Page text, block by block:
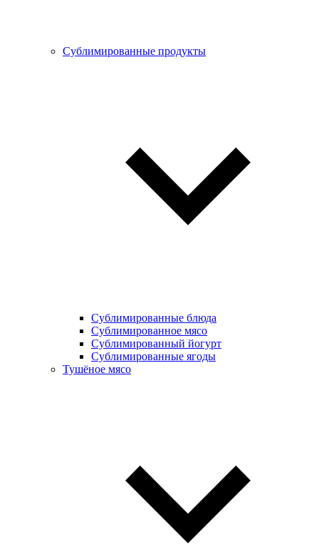
Сублимированные продукты
Сублимированные блюда
Cублимированное мясо
Сублимированный йогурт
Сублимированные ягоды
Тушёное мясо